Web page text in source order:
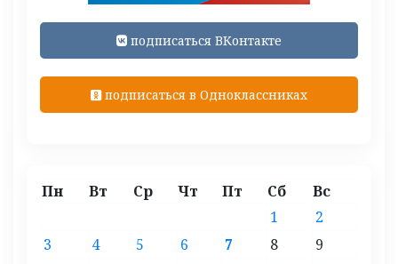
подписаться ВКонтакте
подписаться в Одноклассниках
Пн Вт Ср Чт Пт Сб Вс
1
2
3
4 5 6 7 8
9